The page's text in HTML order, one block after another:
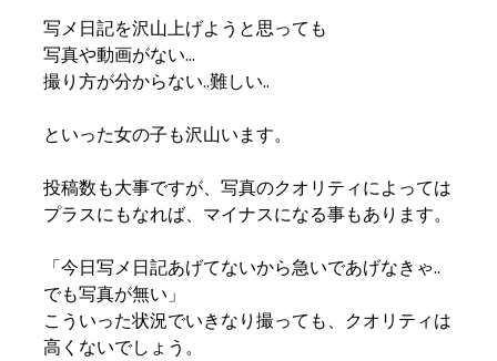
写メ日記を沢山上げようと思っても
写真や動画がない...
撮り方が分からない..難しい..
といった女の子も沢山います。
投稿数も大事ですが、写真のクオリティによっては
プラスにもなれば、マイナスになる事もあります。
「今日写メ日記あげてないから急いであげなきゃ..
でも写真が無い」
こういった状況でいきなり撮っても、クオリティは
高くないでしょう。